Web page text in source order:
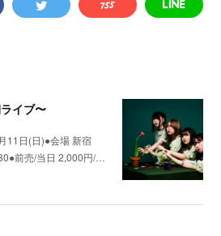
イブ〜
11日(日)●会場 新宿
前売/当日 2,000円/…